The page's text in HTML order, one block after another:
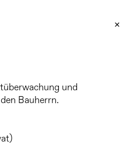
×
und
Bauherrn.